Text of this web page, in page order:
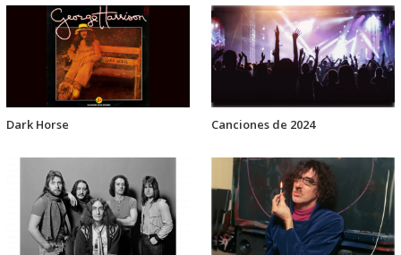
Dark Horse Canciones de 2024